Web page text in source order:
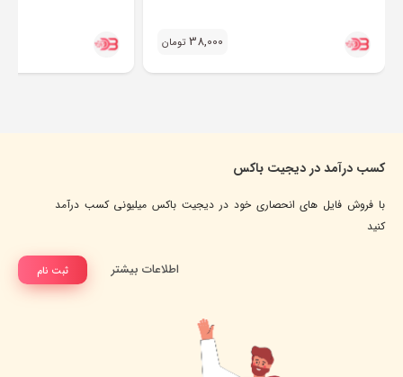
38,000 تومان
کسب درآمد در دیجیت باکس
با فروش فایل های انحصاری خود در دیجیت باکس میلیونی کسب درآمد
کنید
ثبت نام اطلاعات بیشتر